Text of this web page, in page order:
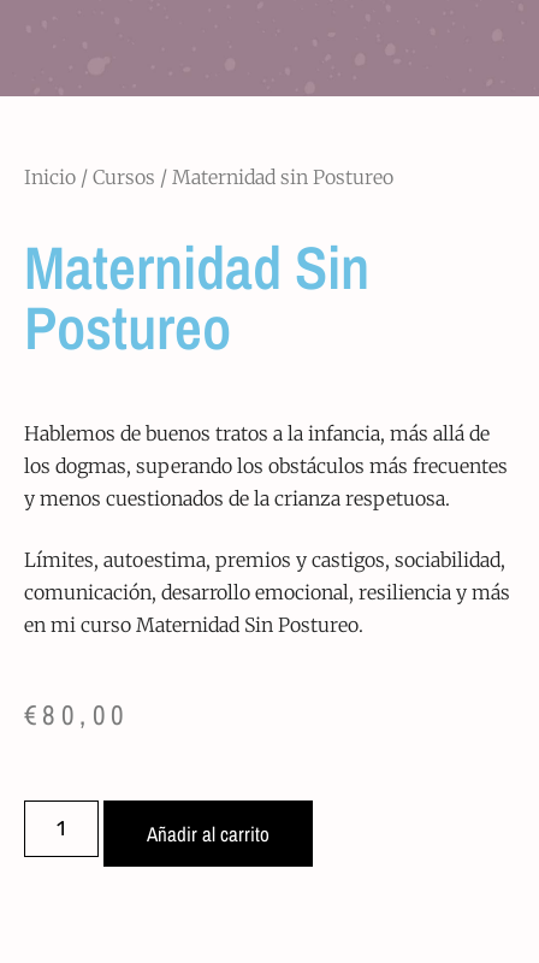
Inicio / Cursos / Maternidad sin Postureo
Maternidad Sin
Postureo
Hablemos de buenos tratos a la infancia, más allá de
los dogmas, superando los obstáculos más frecuentes
y menos cuestionados de la crianza respetuosa.
Límites, autoestima, premios y castigos, sociabilidad,
comunicación, desarrollo emocional, resiliencia y más
en mi curso Maternidad Sin Postureo.
€80,00
Añadir al carrito